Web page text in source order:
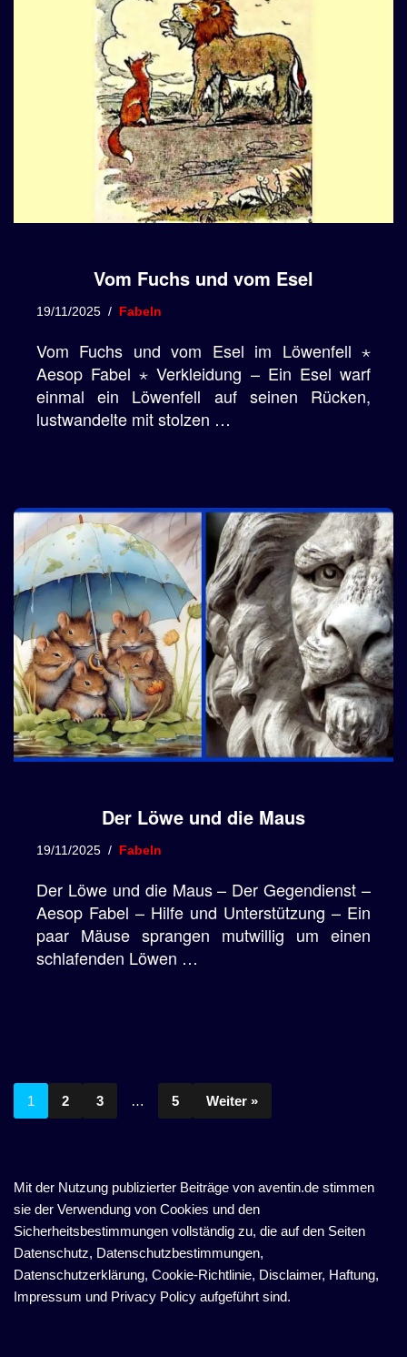
Vom Fuchs und vom Esel
19/11/2025 Fabeln
Vom Fuchs und vom Esel im Löwenfell ⋆
Aesop Fabel ⋆ Verkleidung – Ein Esel warf
einmal ein Löwenfell auf seinen Rücken,
lustwandelte mit stolzen …
Der Löwe und die Maus
19/11/2025 Fabeln
Der Löwe und die Maus – Der Gegendienst –
Aesop Fabel – Hilfe und Unterstützung – Ein
paar Mäuse sprangen mutwillig um einen
schlafenden Löwen …
1 2 3 … 5 Weiter »
Mit der Nutzung publizierter Beiträge von aventin.de stimmen
sie der Verwendung von Cookies und den
Sicherheitsbestimmungen vollständig zu, die auf den Seiten
Datenschutz, Datenschutzbestimmungen,
Datenschutzerklärung, Cookie-Richtlinie, Disclaimer, Haftung,
Impressum und Privacy Policy aufgeführt sind.